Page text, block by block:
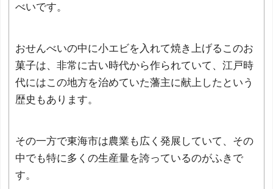
べいです。
おせんべいの中に小エビを入れて焼き上げるこのお
菓子は、非常に古い時代から作られていて、江戸時
代にはこの地方を治めていた藩主に献上したという
歴史もあります。
その一方で東海市は農業も広く発展していて、その
中でも特に多くの生産量を誇っているのがふきで
す。